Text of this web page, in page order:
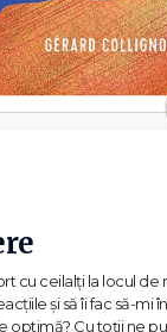
cu ceilalți la locul
și să îi fac să-
optimă? Cu toții ne